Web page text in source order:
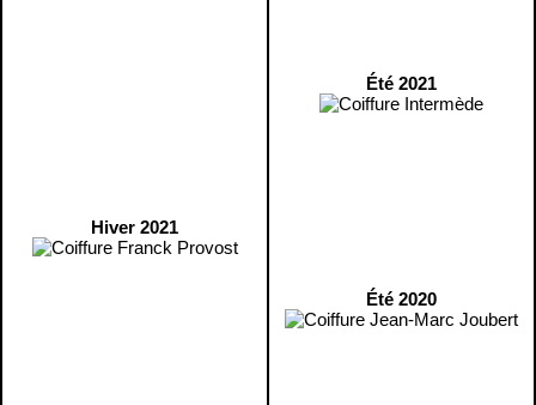
Hiver 2021
Été 2021
Été 2020